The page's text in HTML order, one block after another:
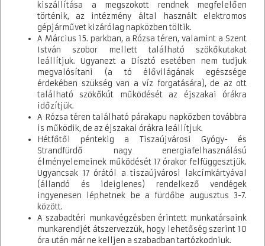
Tiszaújvárosi Polgármesteri Hivatal
Önkormányzati Tájékoztató Rendszer
Ügyfélterminál Dokumentumtár
kiszállítása a megszokott rendnek megfelelően
történik, az intézmény által használt elektromos
gépjárművet kizárólag napközben töltik.
A Március 15. parkban, a Rózsa téren, valamint a Szent
István szobor mellett található szökőkutakat
leállítjuk. Ugyanezt a Dísztó esetében nem tudjuk
megvalósítani (a tó élővilágának egészsége
érdekében szükség van a víz forgatására), de az ott
található szökőkút működését az éjszakai órákra
időzítjük.
A Rózsa téren található párakapu napközben továbbra
is működik, de az éjszakai órákra leállítjuk.
Hétfőtől péntekig a Tiszaújvárosi Gyógy- és
Strandfürdő nagy energiafelhasználású
élményelemeinek működését 17 órakor felfüggesztjük.
Ugyancsak 17 órától a tiszaújvárosi lakcímkártyával
(állandó és ideiglenes) rendelkező vendégek
ingyenesen léphetnek be a fürdőbe augusztus 3-7.
között.
A szabadtéri munkavégzésben érintett munkatársaink
munkarendjét átszervezzük, hogy lehetőség szerint 10
óra után már ne kelljen a szabadban tartózkodniuk.